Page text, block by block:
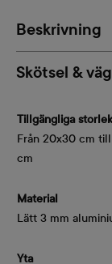
Beskrivning
Skötsel &
Tillgängliga
Från 20x30 cm
cm
Material
Lätt 3 mm
Yta